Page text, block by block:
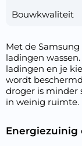
Bouwkwaliteit
Met de
ladingen
ladingen en je
wordt
droger is minder
in weinig ruimte.
Energiezuinig